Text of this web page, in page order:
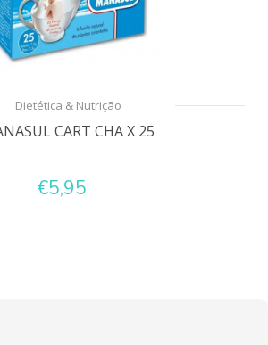
Dietética & Nutrição
CART CHA X 25
€5,95